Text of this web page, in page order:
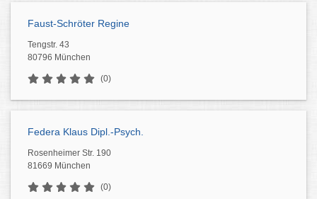
Faust-Schröter Regine
Tengstr. 43
80796 München
(0)
Federa Klaus Dipl.-Psych.
Rosenheimer Str. 190
81669 München
(0)